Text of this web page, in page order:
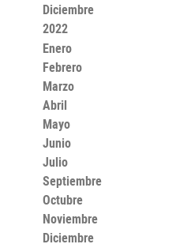
Diciembre
2022
Enero
Febrero
Marzo
Abril
Mayo
Junio
Julio
Septiembre
Octubre
Noviembre
Diciembre